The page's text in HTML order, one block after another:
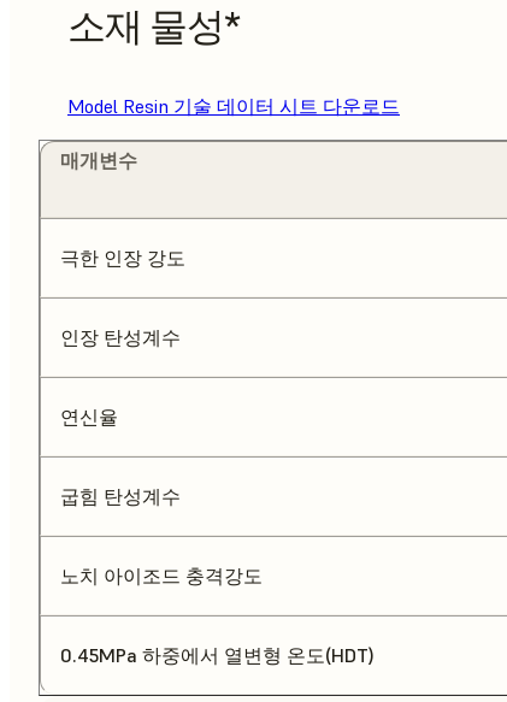
소재 물성*
Model Resin 기술 데이터 시트 다운로드
매개변수
극한 인장 강도
인장 탄성계수
연신율
굽힘 탄성계수
노치 아이조드 충격강도
0.45MPa 하중에서 열변형 온도(HDT)